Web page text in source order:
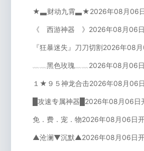
★▃财动九霄▃★2026年08月06日
《 西游神器 》2026年08月06日
『狂暴迷失』刀刀切割2026年08
﹏﹏黑色玫瑰﹏﹏2026年08月06
１★９５神龙合击2026年08月06
█攻速专属神器█2026年08月06日
免．费．宠．物2026年08月06日
▲沧澜▼沉默▲2026年08月06日开